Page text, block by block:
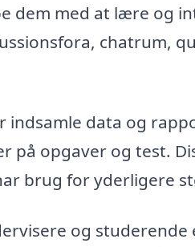
dem med at lære og
chatrum,
indsamle data og
opgaver og test.
brug for yderligere
og